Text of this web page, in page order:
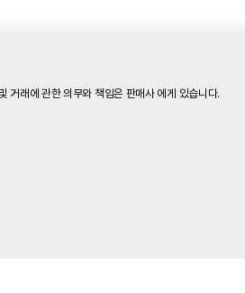
거래에 관한 의무와 책임은 판매사 에게 있습니다.